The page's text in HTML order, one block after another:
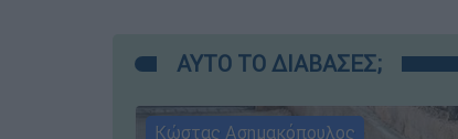
ΑΥΤΟ ΤΟ ΔΙΑΒΑΣΕΣ;
Κώστας Ασημακόπουλος